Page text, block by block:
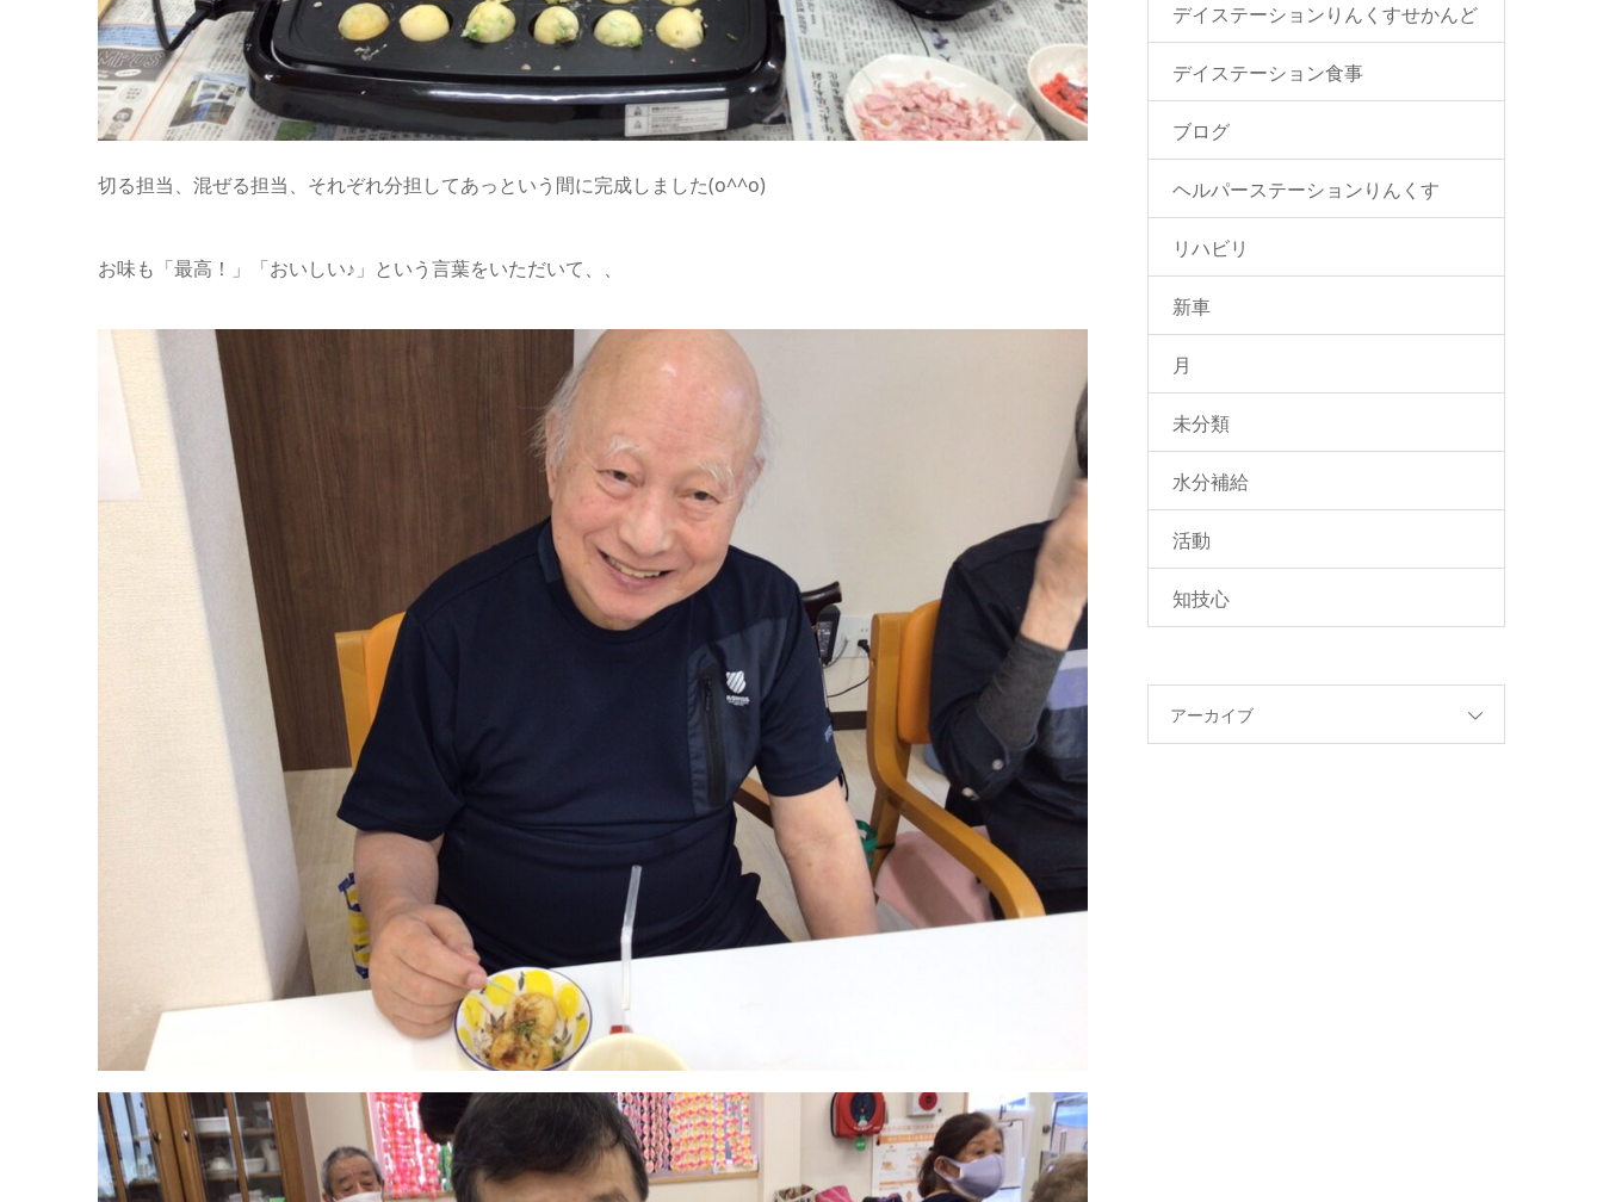
切る担当、混ぜる担当、それぞれ分担してあっという間に完成しました(o^^o)
お味も「最高！」「おいしい♪」という言葉をいただいて、、
デイステーションりんくすせかんど
デイステーション食事
ブログ
ヘルパーステーションりんくす
リハビリ
新車
月
未分類
水分補給
活動
知技心
アーカイブ